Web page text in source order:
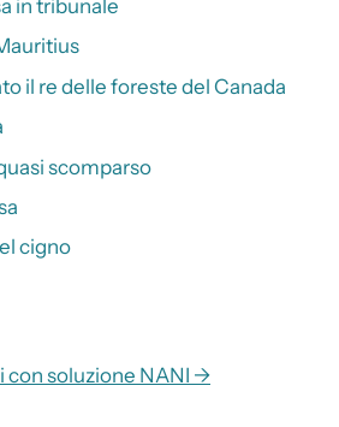
in tribunale
il re delle foreste del Canada
scomparso
cigno
con soluzione NANI →